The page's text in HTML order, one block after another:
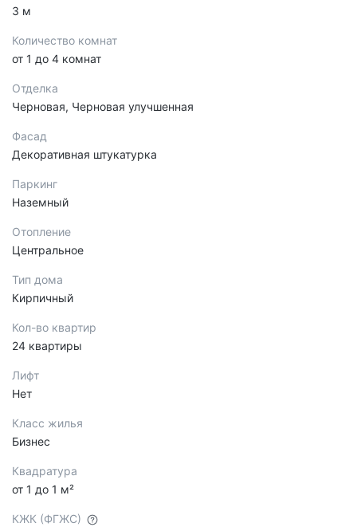
3 м
Количество комнат
от 1 до 4 комнат
Отделка
Черновая, Черновая улучшенная
Фасад
Декоративная штукатурка
Паркинг
Наземный
Отопление
Центральное
Тип дома
Кирпичный
Кол-во квартир
24 квартиры
Лифт
Нет
Класс жилья
Бизнес
Квадратура
от 1 до 1 м²
КЖК (ФГЖС)